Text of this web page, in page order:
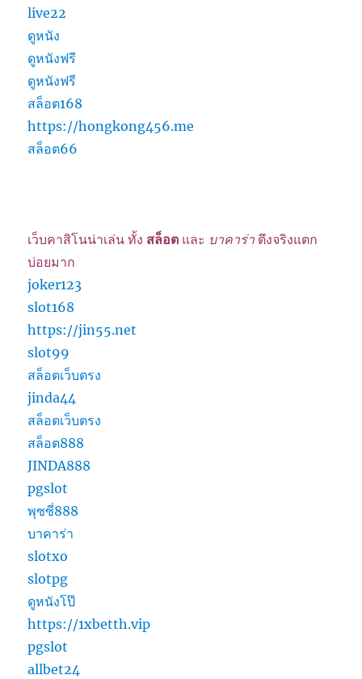
live22
ดูหนัง
ดูหนังฟรี
ดูหนังฟรี
สล็อต168
https://hongkong456.me
สล็อต66
เว็บคาสิโนน่าเล่น ทั้ง สล็อต และ บาคาร่า ตึงจริงแตก
บ่อยมาก
joker123
slot168
https://jin55.net
slot99
สล็อตเว็บตรง
jinda44
สล็อตเว็บตรง
สล็อต888
JINDA888
pgslot
พุซซี่888
บาคาร่า
slotxo
slotpg
ดูหนังโป๊
https://1xbetth.vip
pgslot
allbet24